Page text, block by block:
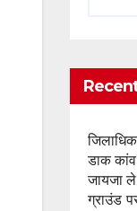
डाक
जायजा
ग्राउंड